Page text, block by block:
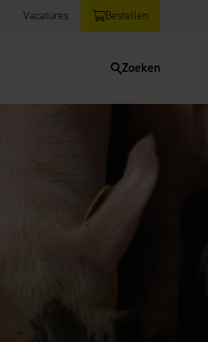
Vacatures Bestellen
Zoeken